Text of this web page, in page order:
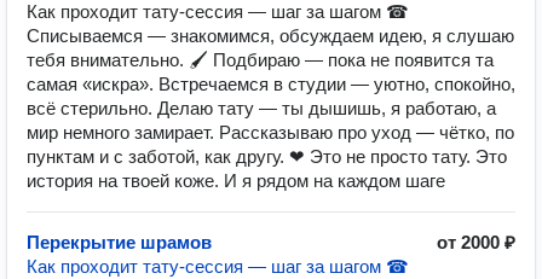
Как проходит тату-сессия — шаг за шагом ☎
Списываемся — знакомимся, обсуждаем идею, я слушаю
тебя внимательно. 🖌 Подбираю — пока не появится та
самая «искра». Встречаемся в студии — уютно, спокойно,
всё стерильно. Делаю тату — ты дышишь, я работаю, а
мир немного замирает. ️Рассказываю про уход — чётко, по
пунктам и с заботой, как другу. ❤ Это не просто тату. Это
история на твоей коже. И я рядом на каждом шаге
Перекрытие шрамов
от 2000 ₽
Как проходит тату-сессия — шаг за шагом ☎